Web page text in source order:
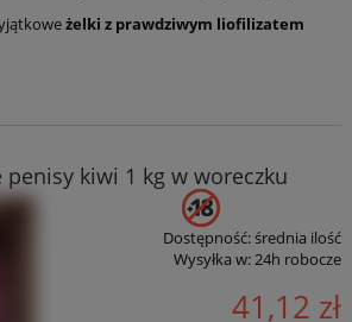
żelki z prawdziwym liofilizatem
penisy kiwi 1 kg w woreczku
Dostępność:średnia ilość
Wysyłka w:24h robocze
41,12 zł